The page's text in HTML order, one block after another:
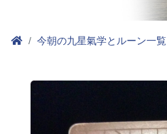
今朝の九星氣学とルーン一覧